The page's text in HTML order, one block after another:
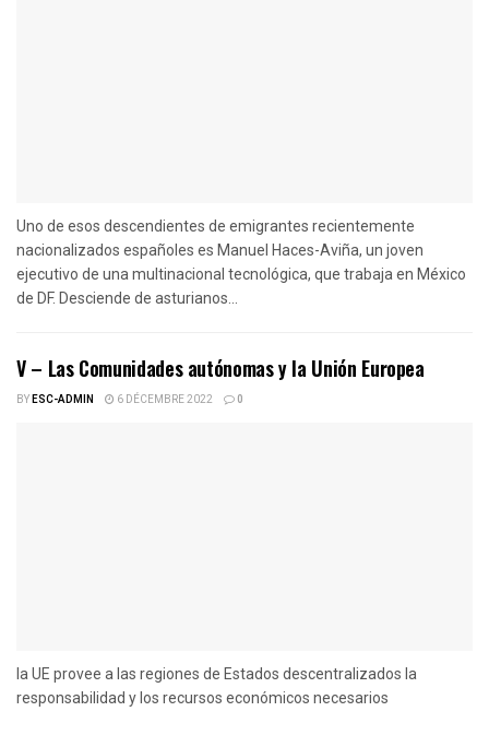
Uno de esos descendientes de emigrantes recientemente
nacionalizados españoles es Manuel Haces-Aviña, un joven
ejecutivo de una multinacional tecnológica, que trabaja en México
de DF. Desciende de asturianos...
V – Las Comunidades autónomas y la Unión Europea
BYESC-ADMIN 6 DÉCEMBRE 2022 0
la UE provee a las regiones de Estados descentralizados la
responsabilidad y los recursos económicos necesarios